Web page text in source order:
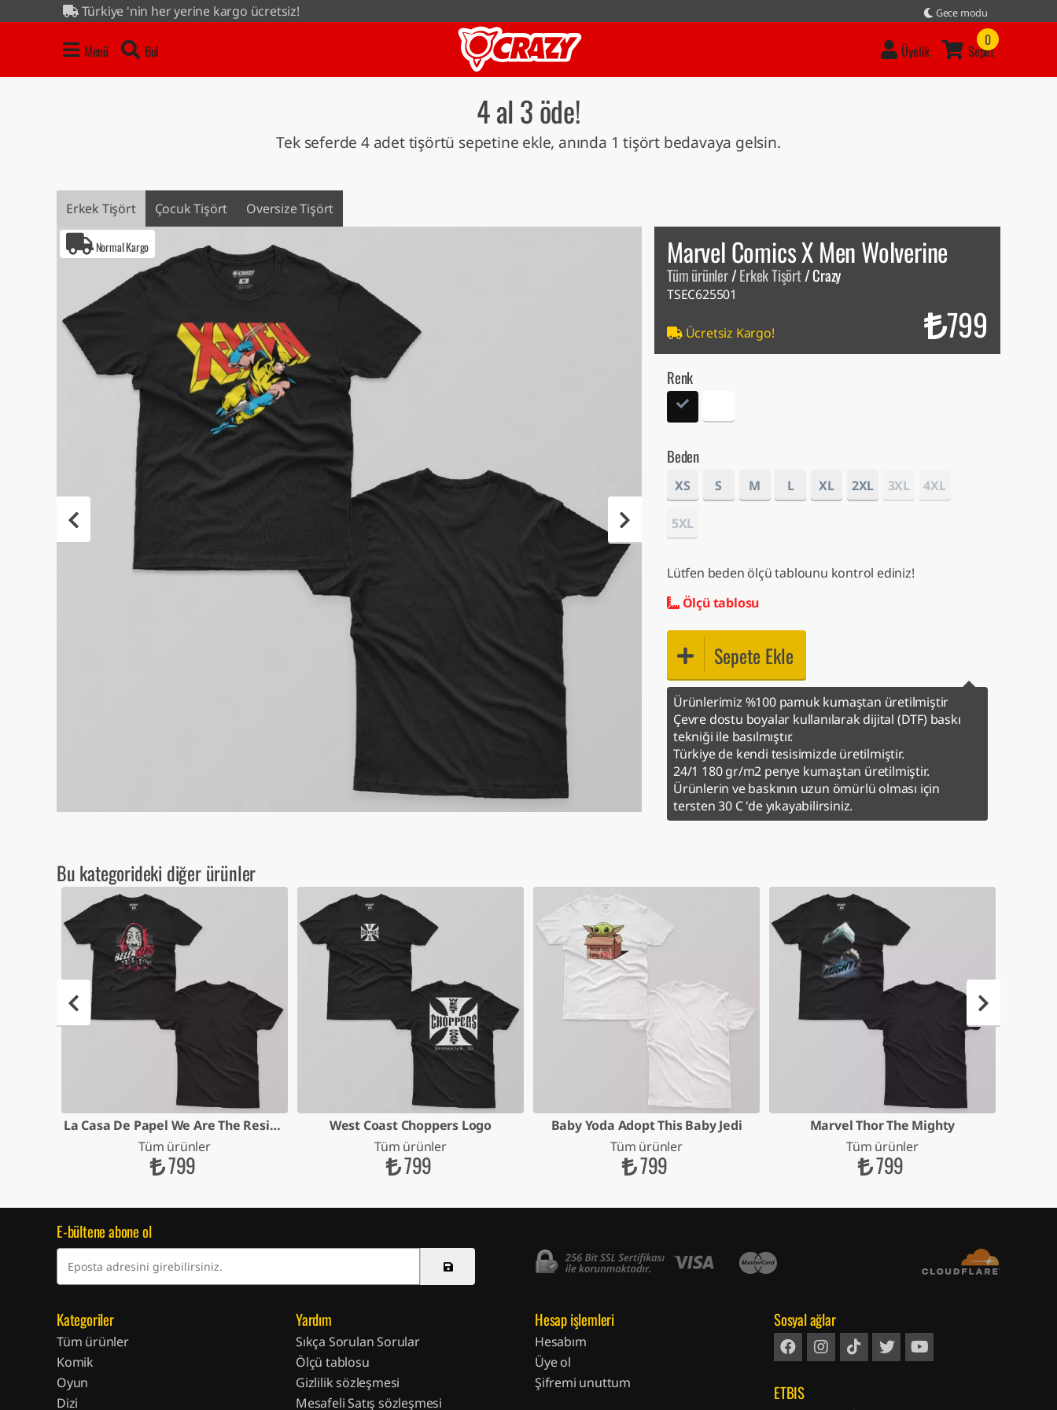
Türkiye 'nin her yerine kargo ücretsiz!
Gece modu
Menü Bul Üyelik Sepet
0
4 al 3 öde!
Tek seferde 4 adet tişörtü sepetine ekle, anında 1 tişört bedavaya gelsin.
Erkek Tişört Çocuk Tişört Oversize Tişört
Normal Kargo Marvel Comics X Men Wolverine
Tüm ürünler/Erkek Tişört/Crazy
TSEC625501
799
Ücretsiz Kargo!
Renk
Beden
XS S M L XL 2XL 3XL 4XL
5XL
Lütfen beden ölçü tablounu kontrol ediniz!
Ölçü tablosu
Sepete Ekle
Ürünlerimiz %100 pamuk kumaştan üretilmiştir
Çevre dostu boyalar kullanılarak dijital (DTF) baskı
tekniği ile basılmıştır.
Türkiye de kendi tesisimizde üretilmiştir.
24/1 180 gr/m2 penye kumaştan üretilmiştir.
Ürünlerin ve baskının uzun ömürlü olması için
tersten 30 C 'de yıkayabilirsiniz.
Bu kategorideki diğer ürünler
La Casa De Papel We Are The Resistance
Tüm ürünler
799
West Coast Choppers Logo
Tüm ürünler
799
Baby Yoda Adopt This Baby Jedi
Tüm ürünler
799
Marvel Thor The Mighty
Tüm ürünler
799
E-bültene abone ol
Kategoriler
Tüm ürünler
Komik
Oyun
Dizi
Yardım
Sıkça Sorulan Sorular
Ölçü tablosu
Gizlilik sözleşmesi
Mesafeli Satış sözleşmesi
Hesap işlemleri
Hesabım
Üye ol
Şifremi unuttum
Sosyal ağlar
ETBIS